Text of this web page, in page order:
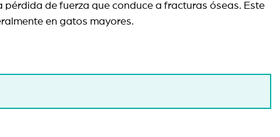
de fuerza que conduce a fracturas óseas. Este
en gatos mayores.